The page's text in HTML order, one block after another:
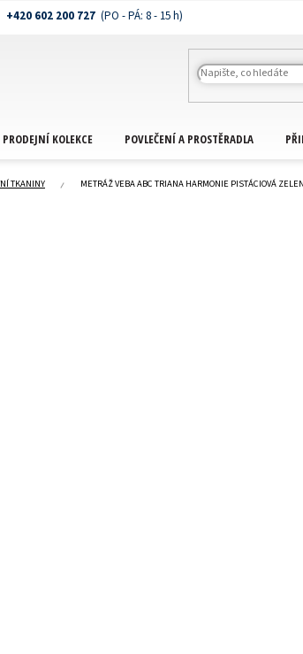
+420 602 200 727
PRODEJNÍ KOLEKCE POVLEČENÍ A PROSTĚRADLA
TKANINY METRÁŽ VEBA ABC TRIANA HARMONIE PISTÁCIOVÁ